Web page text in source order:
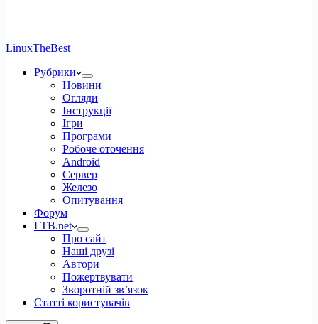
LinuxTheBest
Рубрики
Новини
Огляди
Інструкції
Ігри
Програми
Робоче оточення
Android
Сервер
Железо
Опитування
Форум
LTB.net
Про сайт
Наші друзі
Автори
Пожертвувати
Зворотній зв’язок
Статті користувачів